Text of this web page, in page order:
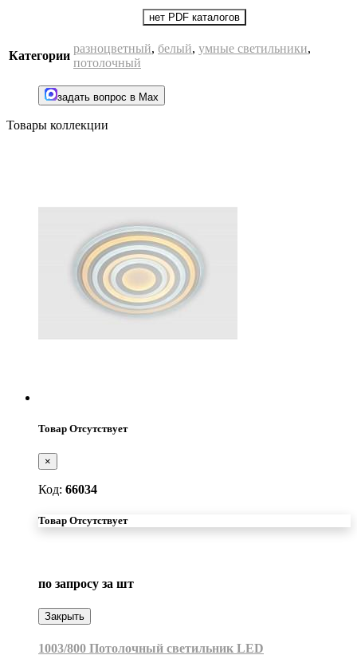
нет PDF каталогов
Категории
разноцветный, белый, умные светильники,
потолочный
задать вопрос в Max
Товары коллекции
Товар Отсутствует
×
Код: 66034
Товар Отсутствует
по запросу за шт
Закрыть
1003/800 Потолочный светильник LED